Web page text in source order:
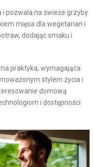
pozwala na świeże grzyby
mięsa dla wegetarian i
dodając smaku i
praktyka, wymagająca
stylem życia i
domową
i dostępności